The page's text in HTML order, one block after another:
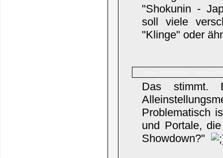
"Shokunin -
soll viele
"Klinge" oder
Das
Problematisch
und Portale,
Showdown?"